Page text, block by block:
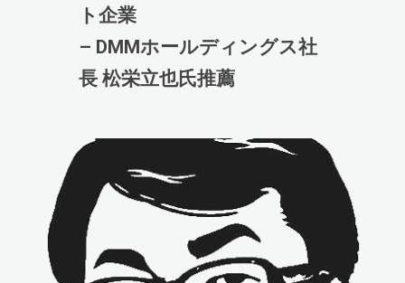
ト企業
– DMMホールディングス社
長 松栄立也氏推薦